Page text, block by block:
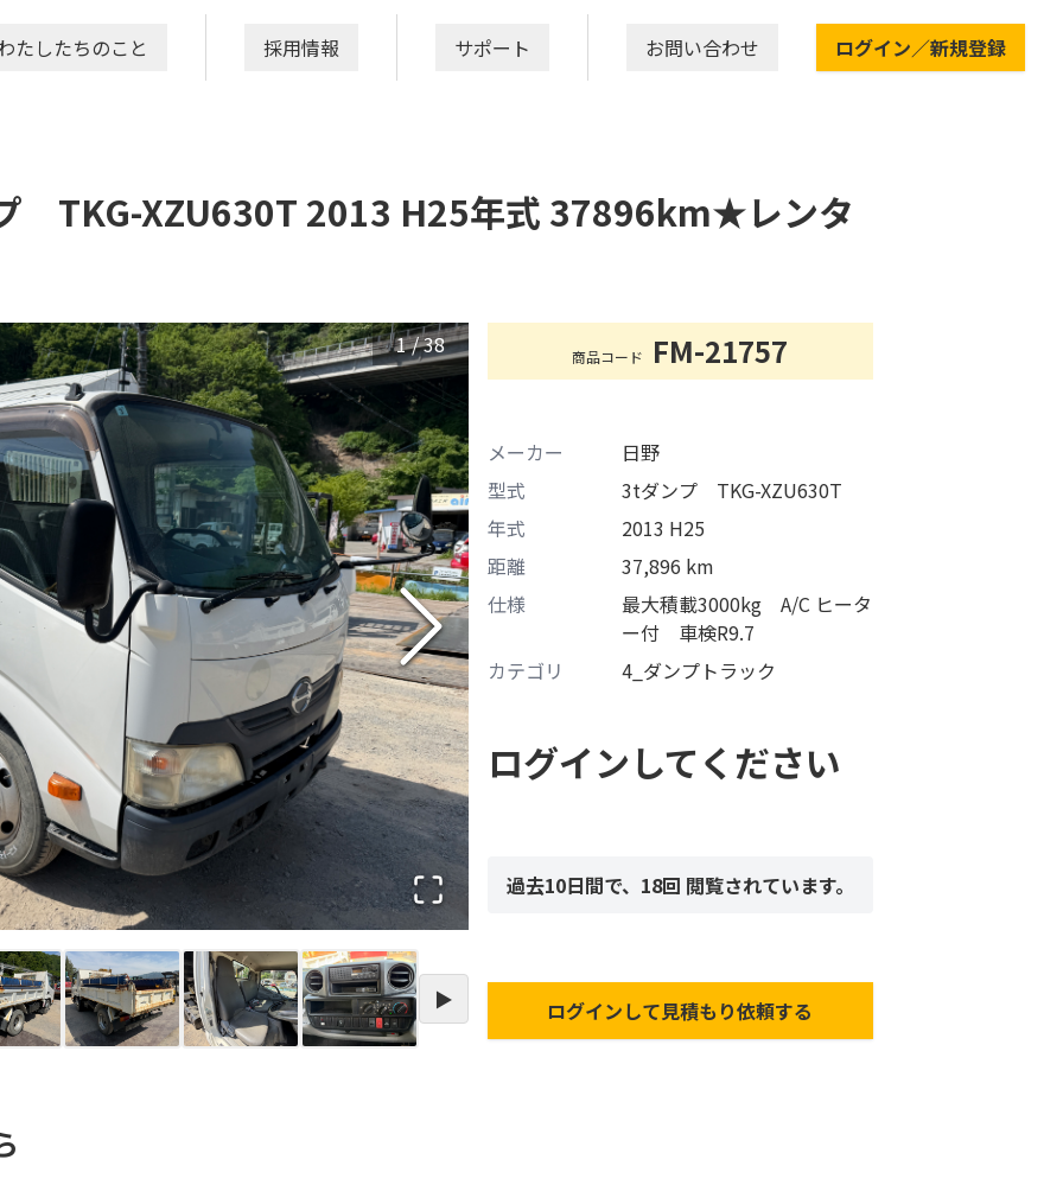
たしたちのこと 採用情報 サポート お問い合わせ ログイン／新規登録
TKG-XZU630T 2013 H25年式 37896km★レンタ
1/38
▶
商品コード FM-21757
メーカー
日野
型式
3tダンプ TKG-XZU630T
年式
2013 H25
距離
37,896 km
仕様
最大積載3000kg A/C ヒータ
ー付 車検R9.7
カテゴリ
4_ダンプトラック
ログインしてください
過去10日間で、 18回 閲覧されています。
ログインして見積もり依頼する